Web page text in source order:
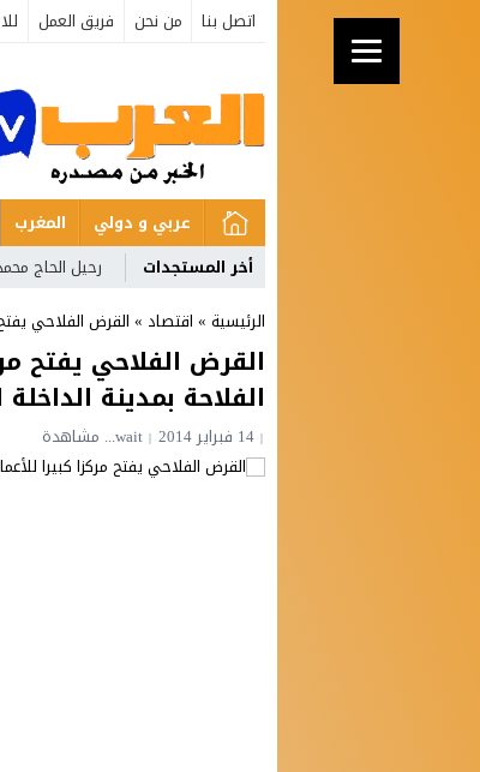
اتصل بنا من نحن فريق العمل
عربي و دولي المغرب
أخر المستجدات
رحيل الحاج
الرئيسية » اقتصاد » القرض الفلاحي
القرض الفلاحي يفتح
الفلاحة بمدينة الداخلة
14 فبراير 2014 wait... مشاهدة